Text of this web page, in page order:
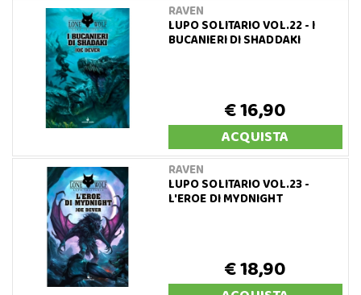
RAVEN
LUPO SOLITARIO VOL.22 - I
BUCANIERI DI SHADDAKI
€ 16,90
ACQUISTA
RAVEN
LUPO SOLITARIO VOL.23 -
L'EROE DI MYDNIGHT
€ 18,90